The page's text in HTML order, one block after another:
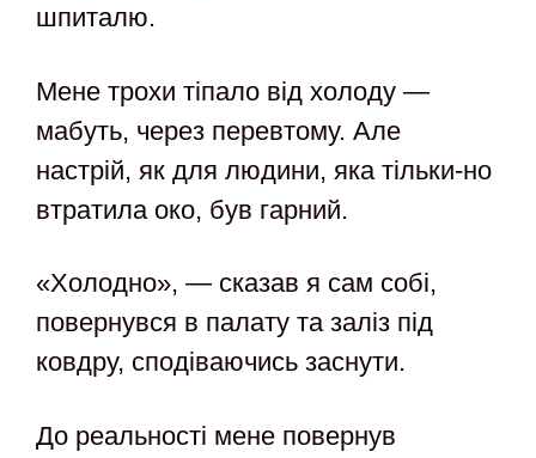
шпиталю.
Мене трохи тіпало від холоду —
мабуть, через перевтому. Але
настрій, як для людини, яка тільки-но
втратила око, був гарний.
«Холодно», — сказав я сам собі,
повернувся в палату та заліз під
ковдру, сподіваючись заснути.
До реальності мене повернув